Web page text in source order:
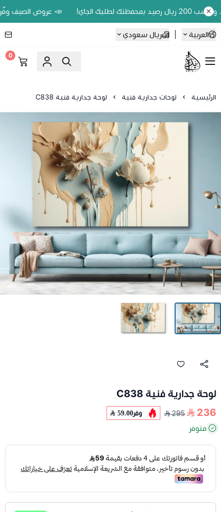
📣 عروض الصيف وفّر 20% على اللوحات الحين.. واكسب 200 ريال رصيد بمحفظتك لطلبك الجاي!
العربية ريال سعودي
Ebbdaa art
0
الرئيسية لوحات جدارية فنية لوحة جدارية فنية C838
لوحة جدارية فنية C838
236
295 وفر59.00
متوفر